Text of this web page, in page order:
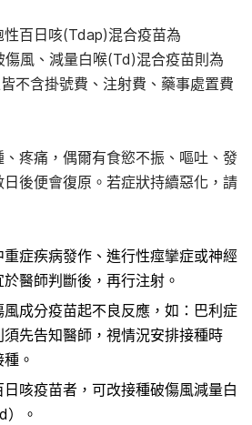
百日咳(Tdap)混合疫苗為
風、減量白喉(Td)混合疫苗則為
不含掛號費、注射費、藥事處置費
疼痛，偶爾有食慾不振、嘔吐、發
後便會復原。若症狀持續惡化，請
症疾病發作、進行性痙攣症或神經
醫師判斷後，再行注射。
風成分疫苗起不良反應，如：巴利症
先告知醫師，視情況安排接種時
。
咳疫苗者，可改接種破傷風減量白
）。